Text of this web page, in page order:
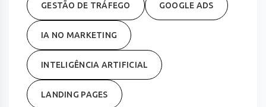
GESTÃO DE TRÁFEGO GOOGLE ADS
IA NO MARKETING
INTELIGÊNCIA ARTIFICIAL
LANDING PAGES